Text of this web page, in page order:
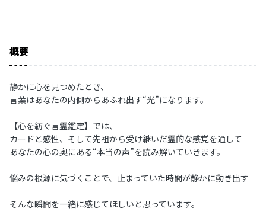
概要
静かに心を見つめたとき、
言葉はあなたの内側からあふれ出す“光”になります。
【心を紡ぐ言霊鑑定】では、
カードと感性、そして先祖から受け継いだ霊的な感覚を通して
あなたの心の奥にある“本当の声”を読み解いていきます。
悩みの根源に気づくことで、止まっていた時間が静かに動き出す
──
そんな瞬間を一緒に感じてほしいと思っています。